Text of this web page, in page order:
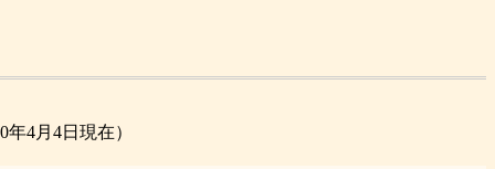
4月4日現在）